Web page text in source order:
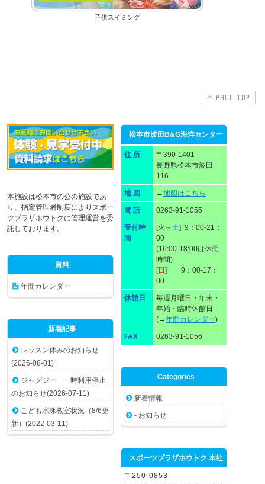
子供スイミング
PAGE TOP
松本市波田B&G海洋センター
住 所
〒390-1401
長野県松本市波田
116
地 図 →地図はこちら
電 話 0263-91-1055
受付時
間
[火～ 土] 9：00-21：
00
(16:00-18:00は休憩
時間)
[日 ] 9：00-17：
00
休館日
毎週月曜日・年末・
年始・臨時休館日
(→年間カレンダー)
FAX 0263-91-1056
本施設は松本市の公の施設であ
り、指定管理者制度によりスポー
ツプラザホウトクに管理運営を委
託しております。
資料
年間カレンダー
新着記事
レッスン休みのお知らせ
(2026-08-01)
ジャグジー 一時利用停止
のお知らせ(2026-07-11)
こども水泳教室状況（8/6更
新）(2022-03-11)
Categories
新着情報
- お知らせ
スポーツプラザホウトク 本社
〒250-0853